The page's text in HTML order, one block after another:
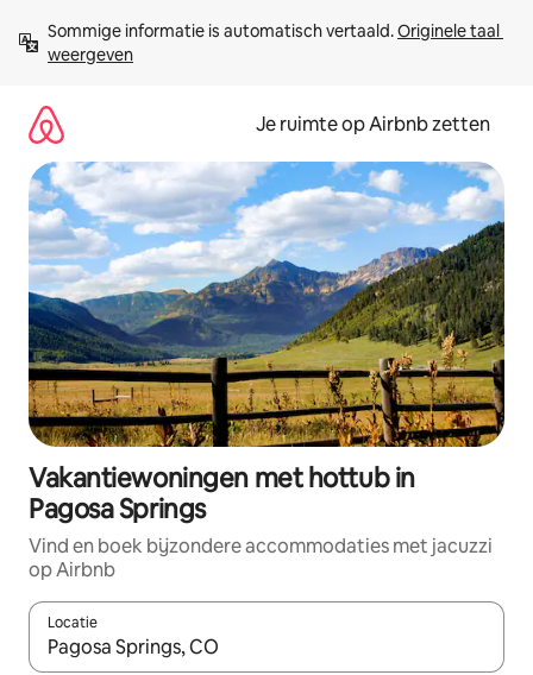
direct
naar
Sommige informatie is automatisch vertaald. Originele taal
weergeven
Je ruimte op Airbnb zetten
Vakantiewoningen met hottub in
Pagosa Springs
Vind en boek bijzondere accommodaties met jacuzzi
op Airbnb
Locatie
Wanneer er suggesties beschikbaar zijn, maak je een keuze